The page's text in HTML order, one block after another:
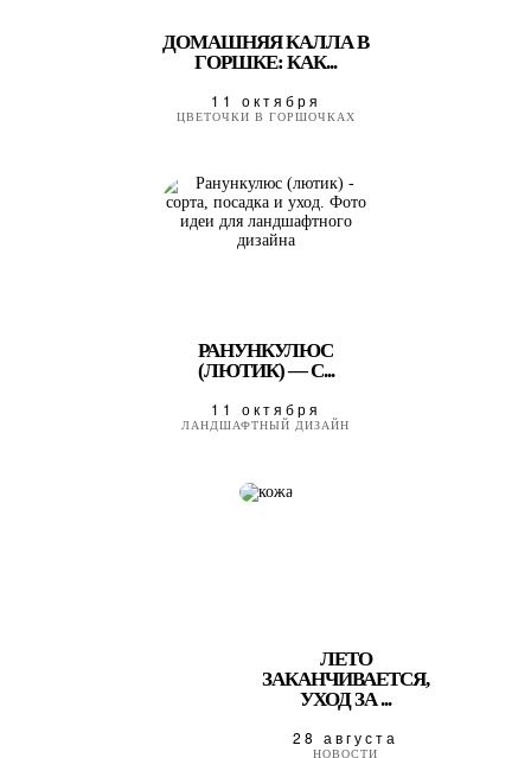
ДОМАШНЯЯ КАЛЛА В
ГОРШКЕ: КАК...
11 октября
ЦВЕТОЧКИ В ГОРШОЧКАХ
РАНУНКУЛЮС
(ЛЮТИК) — С...
11 октября
ЛАНДШАФТНЫЙ ДИЗАЙН
ЛЕТО
ЗАКАНЧИВАЕТСЯ,
УХОД ЗА ...
28 августа
НОВОСТИ